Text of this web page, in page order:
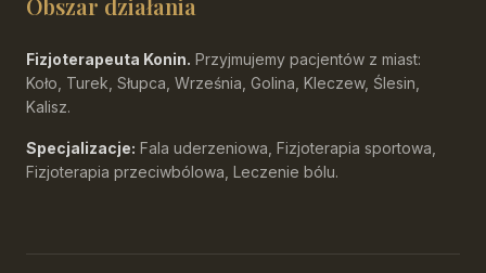
Fizjoterapeuta Konin. Przyjmujemy pacjentów z miast:
Koło, Turek, Słupca, Września, Golina, Kleczew, Ślesin,
Kalisz.
Specjalizacje: Fala uderzeniowa, Fizjoterapia sportowa,
Fizjoterapia przeciwbólowa, Leczenie bólu.